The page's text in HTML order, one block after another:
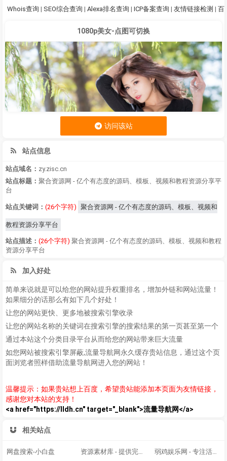
Whois查询 | SEO综合查询 | Alexa排名查询 | ICP备案查询 | 友情链接检测 | 百
1080p美女-点图可切换
访问该站
站点信息
站点域名： zy.zisc.cn
站点标题： 聚合资源网 - 亿个有态度的源码、模板、视频和教程资源分享平
台
站点关键词： (26个字符) 聚合资源网 - 亿个有态度的源码、模板、视频和
教程资源分享平台
站点描述： (26个字符) 聚合资源网 - 亿个有态度的源码、模板、视频和教程
资源分享平台
加入好处
简单来说就是可以给您的网站提升权重排名，增加外链和网站流量！
如果细分的话那么有如下几个好处！
让您的网站更快、更多地被搜索引擎收录
让您的网站名称的关键词在搜索引擎的搜索结果的第一页甚至第一个
通过本站这个分类目录平台从而给您的网站带来巨大流量
如您网站被搜索引擎屏蔽,流量导航网永久缓存贵站信息，通过这个页
面浏览者照样借助流量导航网进入您的网站！
温馨提示：如果贵站想上百度，希望贵站能添加本页面为友情链接，
感谢您对本站的支持！
<a href="https://lldh.cn" target="_blank">流量导航网</a>
相关站点
网盘搜索-小白盘 资源素材库 - 提供完整的电商素材和精品源码 - 为您推荐有价值的资源内容分享。 弱鸡娱乐网 - 专注活动，软件，教程分享！总之就是网络那些事。